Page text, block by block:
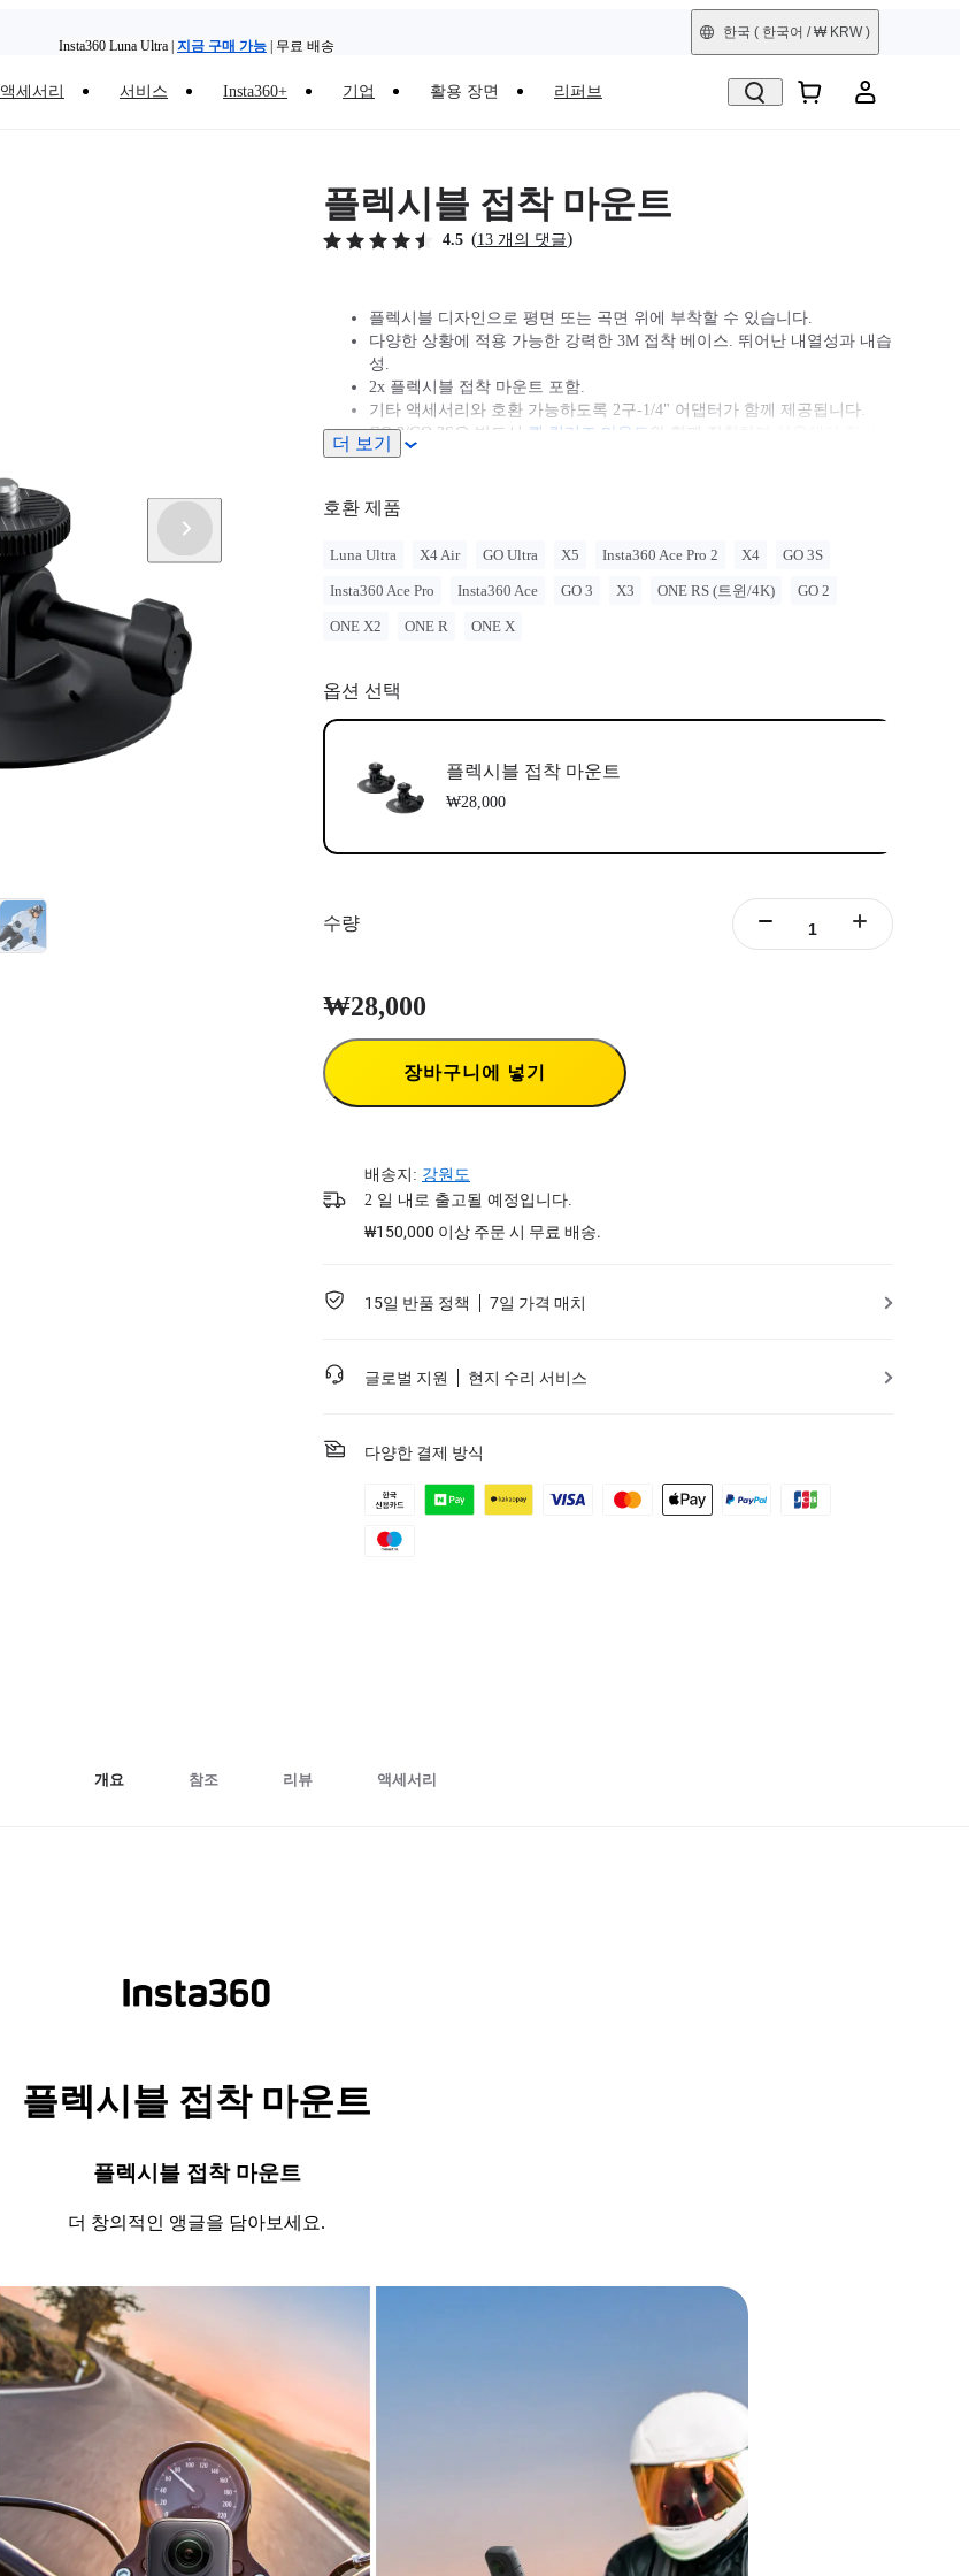
Insta360 Luna Ultra | 지금 구매 가능 | 무료 배송
한국 ( 한국어 / ₩ KRW )
액세서리 서비스 Insta360+ 기업 활용 장면 리퍼브
플렉시블 접착 마운트
4.5 (13 개의 댓글)
플렉시블 디자인으로 평면 또는 곡면 위에 부착할 수 있습니다.
다양한 상황에 적용 가능한 강력한 3M 접착 베이스. 뛰어난 내열성과 내습
성.
2x 플렉시블 접착 마운트 포함.
기타 액세서리와 호환 가능하도록 2구-1/4" 어댑터가 함께 제공됩니다.
GO 3/GO 3S은 반드시 퀵 릴리즈 마운트 와 함께 장착하여 사용해야 합니
다.
합니다.
용 및 교통법 안내를 위해 전문가와 상담해야 합니다. Insta360 제품을 사용
사용으로 인해 발생할 수 있는 법적 문제에 대해 책임을 지지 않습니다.
더 보기
호환 제품
Luna Ultra X4 Air GO Ultra X5 Insta360 Ace Pro 2 X4 GO 3S
Insta360 Ace Pro Insta360 Ace GO 3 X3 ONE RS (트윈/4K) GO 2
ONE X2 ONE R ONE X
옵션 선택
플렉시블 접착 마운트
₩28,000
수량
₩28,000
장바구니에 넣기
배송지: 강원도
2 일 내로 출고될 예정입니다.
₩150,000 이상 주문 시 무료 배송.
15일 반품 정책 7일 가격 매치
글로벌 지원 현지 수리 서비스
다양한 결제 방식
개요 참조 리뷰 액세서리
플렉시블 접착 마운트
플렉시블 접착 마운트
더 창의적인 앵글을 담아보세요.